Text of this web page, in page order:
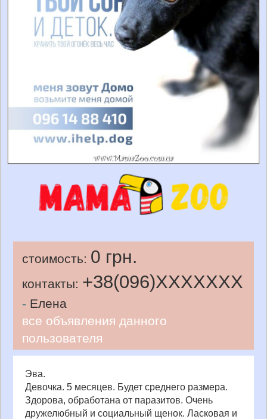
стоимость: 0 грн.
контакты: +38(096)XXXXXXX
- Елена
все объявления данного
пользователя
Эва.
Девочка. 5 месяцев. Будет среднего размера.
Здорова, обработана от паразитов. Очень
дружелюбный и социальный щенок. Ласковая и